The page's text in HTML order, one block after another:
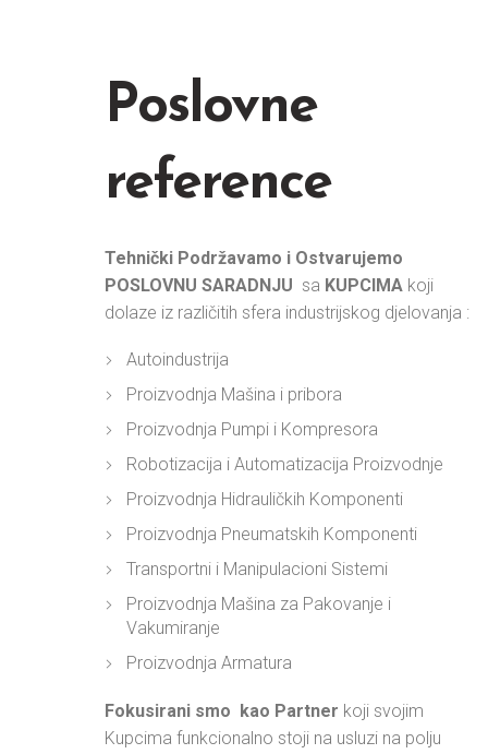
Poslovne
reference
Tehnički Podržavamo i Ostvarujemo
POSLOVNU SARADNJU sa KUPCIMA koji
dolaze iz različitih sfera industrijskog djelovanja :
Autoindustrija
Proizvodnja Mašina i pribora
Proizvodnja Pumpi i Kompresora
Robotizacija i Automatizacija Proizvodnje
Proizvodnja Hidrauličkih Komponenti
Proizvodnja Pneumatskih Komponenti
Transportni i Manipulacioni Sistemi
Proizvodnja Mašina za Pakovanje i
Vakumiranje
Proizvodnja Armatura
Fokusirani smo kao Partner koji svojim
Kupcima funkcionalno stoji na usluzi na polju